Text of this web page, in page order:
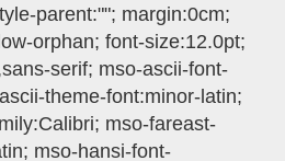
parent:""; margin:0cm;
orphan; font-size:12.0pt;
serif; mso-ascii-font-
theme-font:minor-latin;
mso-fareast-
mso-hansi-font-